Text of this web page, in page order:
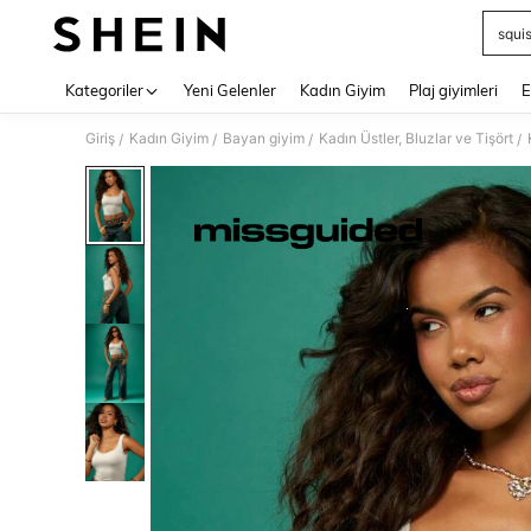
Kategoriler Yeni Gelenler Kadın Giyim Plaj giyimleri
Giriş / Kadın Giyim / Bayan giyim / Kadın Üstler, Bluzlar ve Tişört /